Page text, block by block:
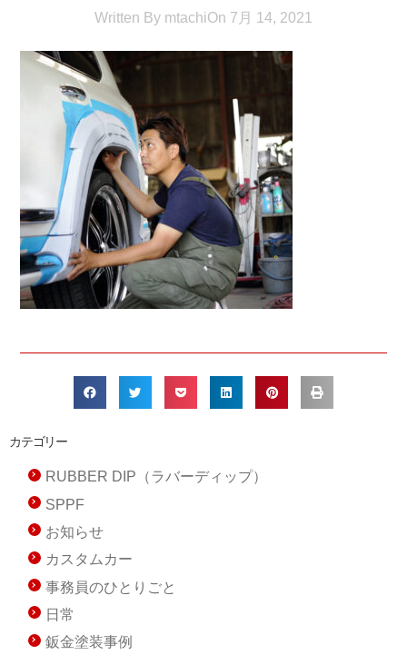
Written By mtachiOn 7月 14, 2021
カテゴリー
RUBBER DIP（ラバーディップ）
SPPF
お知らせ
カスタムカー
事務員のひとりごと
日常
鈑金塗装事例